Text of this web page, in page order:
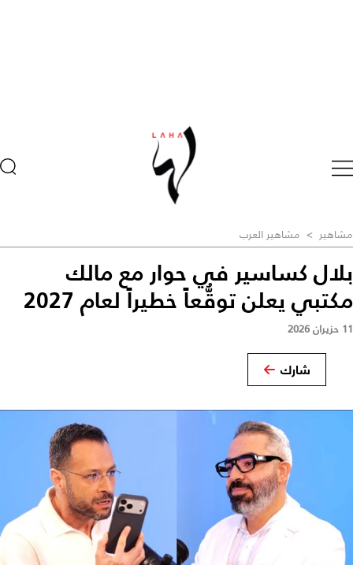
مشاهير > مشاهير العرب
بلال كساسير في حوار مع مالك
مكتبي يعلن توقُّعاً خطيراً لعام 2027
11 حزيران 2026
شارك